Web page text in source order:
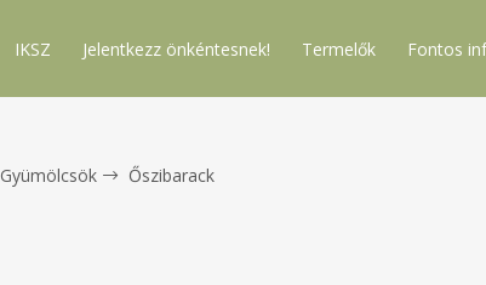
IKSZ Jelentkezz önkéntesnek! Termelők Fontos
Gyümölcsök Őszibarack